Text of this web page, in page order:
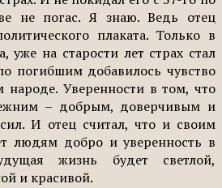
не погас. Я знаю. Ведь отец
плаката. Только в
уже на старости лет страх стал
погибшим добавилось чувство
народе. Уверенности в том, что
– добрым, доверчивым и
И отец считал, что и своим
людям добро и уверенность в
жизнь будет светлой,
и красивой.